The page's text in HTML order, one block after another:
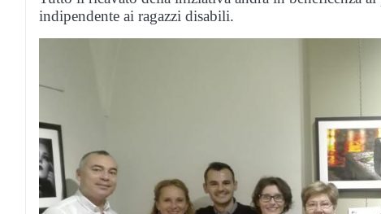
indipendente ai ragazzi disabili.